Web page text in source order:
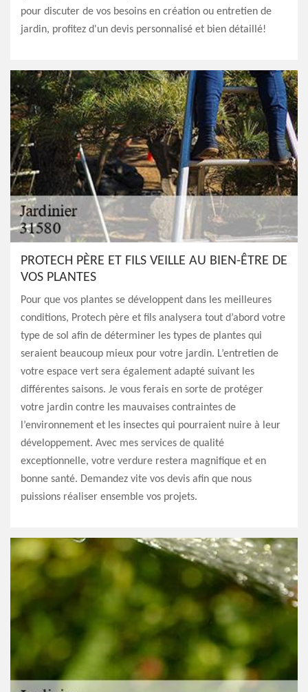
pour discuter de vos besoins en création ou entretien de
jardin, profitez d'un devis personnalisé et bien détaillé!
PROTECH PÈRE ET FILS VEILLE AU BIEN-ÊTRE DE
VOS PLANTES
Pour que vos plantes se développent dans les meilleures
conditions, Protech père et fils analysera tout d’abord votre
type de sol afin de déterminer les types de plantes qui
seraient beaucoup mieux pour votre jardin. L’entretien de
votre espace vert sera également adapté suivant les
différentes saisons. Je vous ferais en sorte de protéger
votre jardin contre les mauvaises contraintes de
l’environnement et les insectes qui pourraient nuire à leur
développement. Avec mes services de qualité
exceptionnelle, votre verdure restera magnifique et en
bonne santé. Demandez vite vos devis afin que nous
puissions réaliser ensemble vos projets.